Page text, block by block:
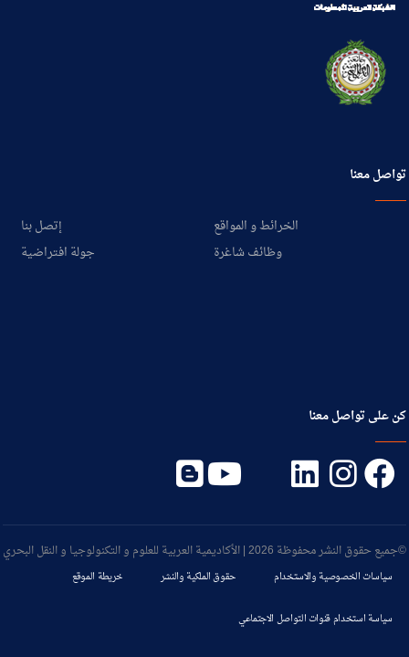
تواصل معنا
إتصل بنا
الخرائط و المواقع
جولة افتراضية
وظائف شاغرة
كن على تواصل معنا
©جميع حقوق النشر محفوظة 2026 | الأكاديمية العربية للعلوم و التكنولوجيا و النقل البحري
سياسات الخصوصية والاستخدام حقوق الملكية والنشر خريطة الموقع
سياسة استخدام قنوات التواصل الاجتماعي